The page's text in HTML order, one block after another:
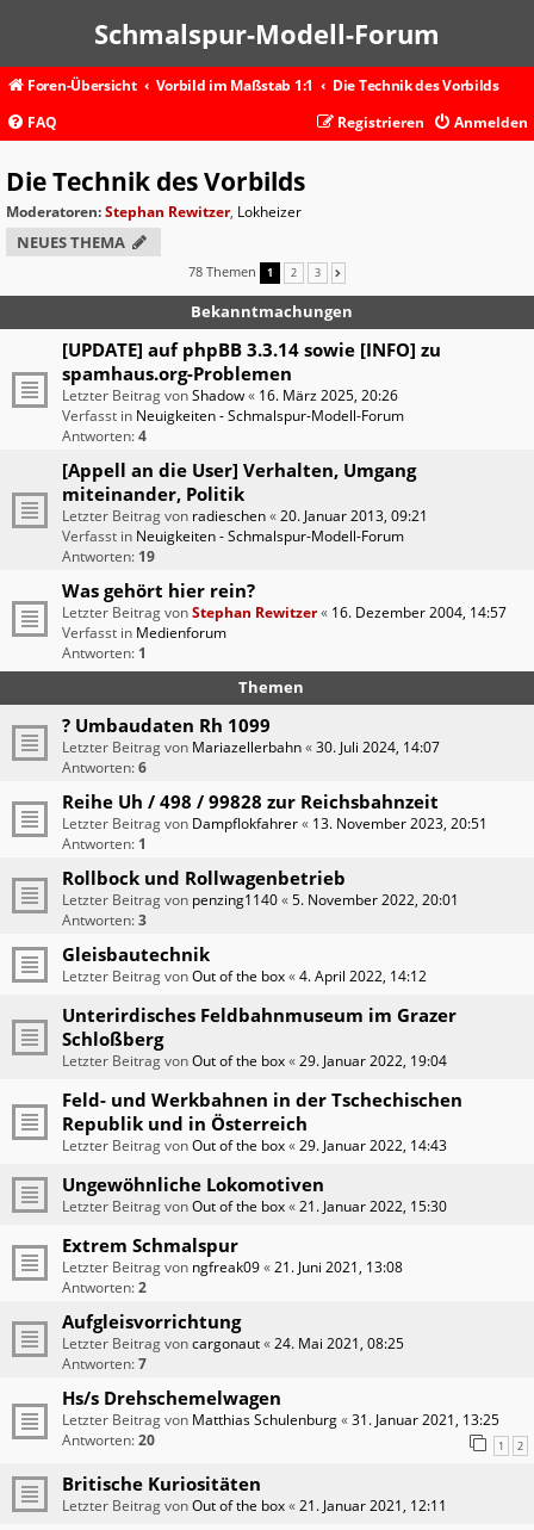
Schmalspur-Modell-Forum
Foren-Übersicht Vorbild im Maßstab 1:1
Die Technik des Vorbilds
FAQ
Anmelden
Registrieren
Die Technik des Vorbilds
Moderatoren:Stephan Rewitzer, Lokheizer
NEUES THEMA
78 Themen 1 2 3
Bekanntmachungen
[UPDATE] auf phpBB 3.3.14 sowie [INFO] zu
spamhaus.org-Problemen
Letzter Beitrag vonShadow« 16. März 2025, 20:26
Verfasst in Neuigkeiten - Schmalspur-Modell-Forum
Antworten:4
[Appell an die User] Verhalten, Umgang
miteinander, Politik
Letzter Beitrag von radieschen«20. Januar 2013, 09:21
Verfasst in Neuigkeiten - Schmalspur-Modell-Forum
Antworten: 19
Was gehört hier rein?
Letzter Beitrag vonStephan Rewitzer« 16. Dezember 2004, 14:57
Verfasst in Medienforum
Antworten: 1
Themen
? Umbaudaten Rh 1099
Letzter Beitrag von Mariazellerbahn«30. Juli 2024, 14:07
Antworten:6
Reihe Uh / 498 / 99828 zur Reichsbahnzeit
Letzter Beitrag von Dampflokfahrer« 13. November 2023, 20:51
Antworten: 1
Rollbock und Rollwagenbetrieb
Letzter Beitrag von penzing1140«5. November 2022, 20:01
Antworten:3
Gleisbautechnik
Letzter Beitrag vonOut of the box«4. April 2022, 14:12
Unterirdisches Feldbahnmuseum im Grazer
Schloßberg
Letzter Beitrag vonOut of the box«29. Januar 2022, 19:04
Feld- und Werkbahnen in der Tschechischen
Republik und in Österreich
Letzter Beitrag vonOut of the box«29. Januar 2022, 14:43
Ungewöhnliche Lokomotiven
Letzter Beitrag vonOut of the box«21. Januar 2022, 15:30
Extrem Schmalspur
Letzter Beitrag von ngfreak09«21. Juni 2021, 13:08
Antworten:2
Aufgleisvorrichtung
Letzter Beitrag voncargonaut«24. Mai 2021, 08:25
Antworten:7
Hs/s Drehschemelwagen
Letzter Beitrag von Matthias Schulenburg«31. Januar 2021, 13:25
Antworten:20 1 2
Britische Kuriositäten
Letzter Beitrag vonOut of the box«21. Januar 2021, 12:11